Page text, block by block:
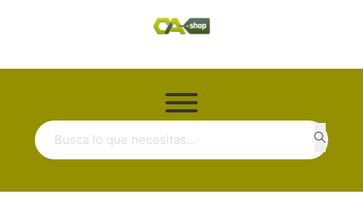
Buscar ...